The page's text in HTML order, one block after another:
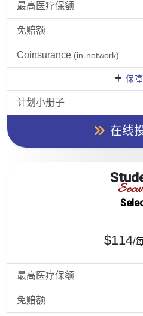
最高医疗保额
免赔额
Coinsurance (in-network)
保障
计划小册子
在线
$114/
最高医疗保额
免赔额